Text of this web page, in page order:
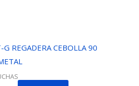
G REGADERA CEBOLLA 90